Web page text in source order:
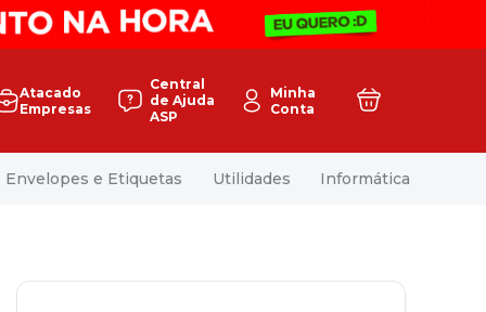
Atacado
Empresas
Central
de Ajuda
ASP
Minha
Conta
Envelopes e Etiquetas Utilidades Informática